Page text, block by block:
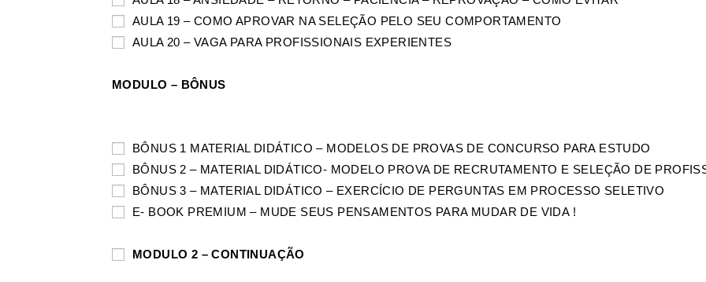
AULA 19 – COMO APROVAR NA SELEÇÃO PELO SEU COMPORTAMENTO
AULA 20 – VAGA PARA PROFISSIONAIS EXPERIENTES
MODULO – BÔNUS
BÔNUS 1 MATERIAL DIDÁTICO – MODELOS DE PROVAS DE CONCURSO PARA ESTUDO
BÔNUS 2 – MATERIAL DIDÁTICO- MODELO PROVA DE RECRUTAMENTO E SELEÇÃO DE
BÔNUS 3 – MATERIAL DIDÁTICO – EXERCÍCIO DE PERGUNTAS EM PROCESSO SELETIVO
E- BOOK PREMIUM – MUDE SEUS PENSAMENTOS PARA MUDAR DE VIDA !
MODULO 2 – CONTINUAÇÃO